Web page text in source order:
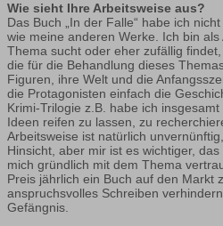
Wie sieht Ihre Arbeitsweise aus?
Das Buch „In der Falle“ habe ich
wie meine anderen Werke. Ich bin
Thema sucht oder eher zufällig
die für die Behandlung dieses
Figuren, ihre Welt und die
die Protagonisten einfach die
Krimi-Trilogie z.B. habe ich
Ideen reifen zu lassen, zu
Arbeitsweise ist natürlich
Hinsicht, aber mir ist es wichtiger,
mich gründlich mit dem Thema
Preis jährlich ein Buch auf den Markt
anspruchsvolles Schreiben
Gefängnis.